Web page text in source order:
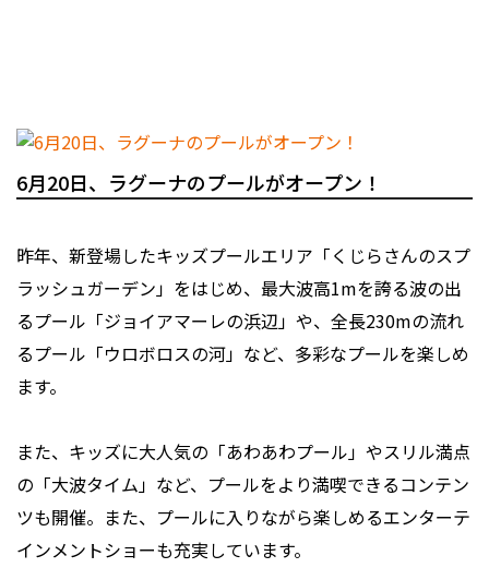
6月20日、ラグーナのプールがオープン！
昨年、新登場したキッズプールエリア「くじらさんのスプ
ラッシュガーデン」をはじめ、最大波高1mを誇る波の出
るプール「ジョイアマーレの浜辺」や、全長230mの流れ
るプール「ウロボロスの河」など、多彩なプールを楽しめ
ます。
また、キッズに大人気の「あわあわプール」やスリル満点
の「大波タイム」など、プールをより満喫できるコンテン
ツも開催。また、プールに入りながら楽しめるエンターテ
インメントショーも充実しています。